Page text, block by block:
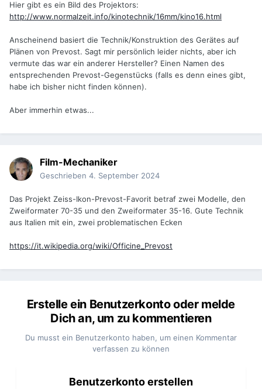
Hier gibt es ein Bild des Projektors:
http://www.normalzeit.info/kinotechnik/16mm/kino16.html
Anscheinend basiert die Technik/Konstruktion des Gerätes auf
Plänen von Prevost. Sagt mir persönlich leider nichts, aber ich
vermute das war ein anderer Hersteller? Einen Namen des
entsprechenden Prevost-Gegenstücks (falls es denn eines gibt,
habe ich bisher nicht finden können).
Aber immerhin etwas...
Film-Mechaniker
Geschrieben 4. September 2024
Das Projekt Zeiss-Ikon-Prevost-Favorit betraf zwei Modelle, den
Zweiformater 70-35 und den Zweiformater 35-16. Gute Technik
aus Italien mit ein, zwei problematischen Ecken
https://it.wikipedia.org/wiki/Officine_Prevost
Erstelle ein Benutzerkonto oder melde
Dich an, um zu kommentieren
Du musst ein Benutzerkonto haben, um einen Kommentar
verfassen zu können
Benutzerkonto erstellen